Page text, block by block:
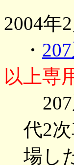
2004年
・
以上専
207
代2
場し